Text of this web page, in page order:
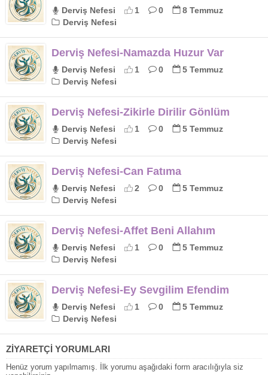
Derviş Nefesi 1 0
8 Temmuz
Derviş Nefesi
Derviş Nefesi-Namazda Huzur Var
Derviş Nefesi 1 0
5 Temmuz
Derviş Nefesi
Derviş Nefesi-Zikirle Dirilir Gönlüm
Derviş Nefesi 1 0
5 Temmuz
Derviş Nefesi
Derviş Nefesi-Can Fatıma
Derviş Nefesi 2 0
5 Temmuz
Derviş Nefesi
Derviş Nefesi-Affet Beni Allahım
Derviş Nefesi 1 0
5 Temmuz
Derviş Nefesi
Derviş Nefesi-Ey Sevgilim Efendim
Derviş Nefesi 1 0
5 Temmuz
Derviş Nefesi
ZİYARETÇİ YORUMLARI
Henüz yorum yapılmamış. İlk yorumu aşağıdaki form aracılığıyla siz